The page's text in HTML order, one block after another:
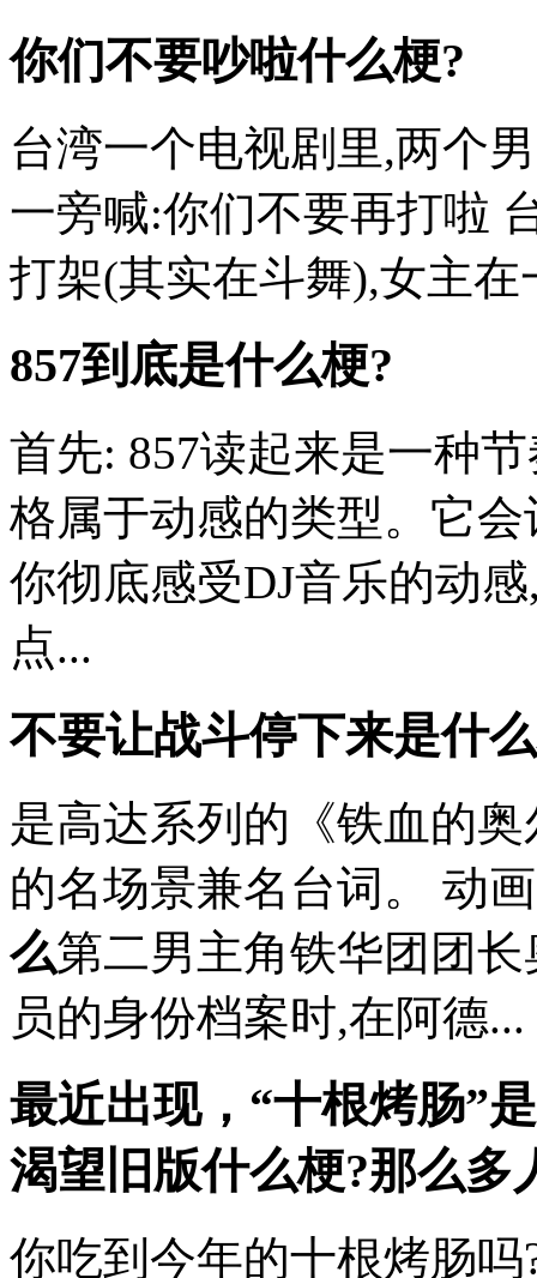
你们不要吵啦什么梗?
台湾一个电视剧里,两个
一旁喊:你们不要再打啦
打架(其实在斗舞),女主
857到底是什么梗?
首先: 857读起来是一种
格属于动感的类型。它
你彻底感受DJ音乐的动
点...
不要让战斗停下来是什
是高达系列的《铁血的
的名场景兼名台词。 动
么第二男主角铁华团团
员的身份档案时,在阿德...
最近出现，“十根烤肠”
渴望旧版什么梗?那么多
你吃到今年的十根烤肠